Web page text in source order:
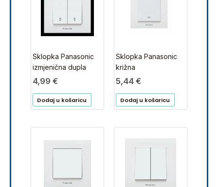
Sklopka Panasonic
izmjenična dupla
4,99 €
Dodaj u košaricu
Sklopka Panasonic
križna
5,44 €
Dodaj u košaricu